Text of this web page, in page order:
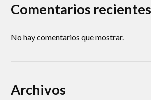
Comentarios recientes
No hay comentarios que mostrar.
Archivos